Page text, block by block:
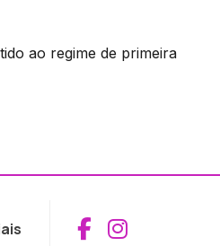
ao regime de primeira
Aceder ao
Aceder